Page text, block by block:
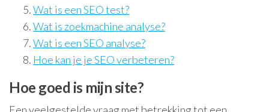
Wat is een SEO test?
Wat is zoekmachine analyse?
Wat is een SEO analyse?
Hoe kan je je SEO verbeteren?
Hoe goed is mijn site?